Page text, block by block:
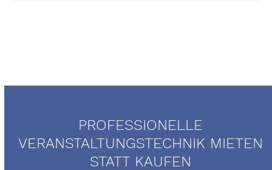
PROFESSIONELLE
VERANSTALTUNGSTECHNIK MIETEN
STATT KAUFEN